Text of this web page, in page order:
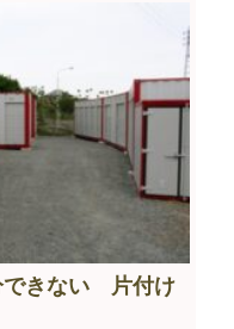
できない 片付け